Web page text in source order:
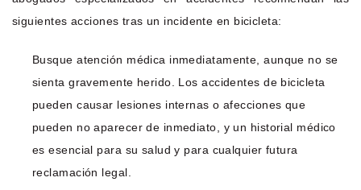
siguientes acciones tras un incidente en bicicleta:
Busque atención médica inmediatamente, aunque no se
sienta gravemente herido. Los accidentes de bicicleta
pueden causar lesiones internas o afecciones que
pueden no aparecer de inmediato, y un historial médico
es esencial para su salud y para cualquier futura
reclamación legal.